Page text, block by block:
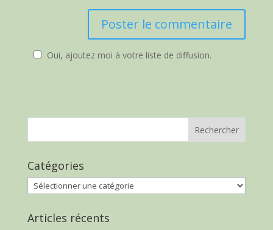
Oui, ajoutez moi à votre liste de diffusion.
Catégories
Catégories
Articles récents